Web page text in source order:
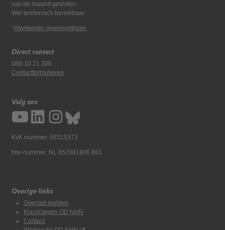
van de maand gesloten.
Wel telefonisch bereikbaar.
*Afwijkende openingstijden
Direct contact
088-10 21 300
Contactformulieren
Volg ons
KvK nummer: 58315373
btw-nummer: NL 852981806 B01
Overige links
Overlast melden
Klacht tegen OD NHN
Contact